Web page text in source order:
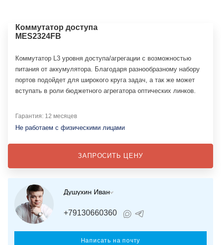
Коммутатор доступа
MES2324FB
Коммутатор L3 уровня доступа/агрегации с возможностью
питания от аккумулятора. Благодаря разнообразному набору
портов подойдет для широкого круга задач, а так же может
вступать в роли бюджетного агрегатора оптических линков.
Гарантия: 12 месяцев
Не работаем с физическими лицами
ЗАПРОСИТЬ ЦЕНУ
Душухин Иван
+79130660360
Написать на почту